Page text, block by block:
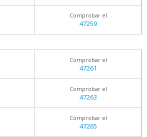
Comprobar el
47259
Comprobar el
47261
Comprobar el
47263
Comprobar el
47265